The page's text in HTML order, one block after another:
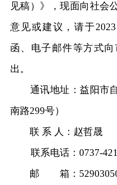
见稿）》，现面向社会
意见或建议，请于
函、电子邮件等方式
出。
通讯地址：益阳市自
南路299号）
联 系 人：赵哲晟
联系电话：0737-
邮 箱：